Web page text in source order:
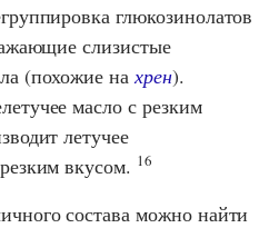
глюкозинолатов
слизистые
(похожие нахрен).
масло с резким
летучее
вкусом. 16
состава можно найти